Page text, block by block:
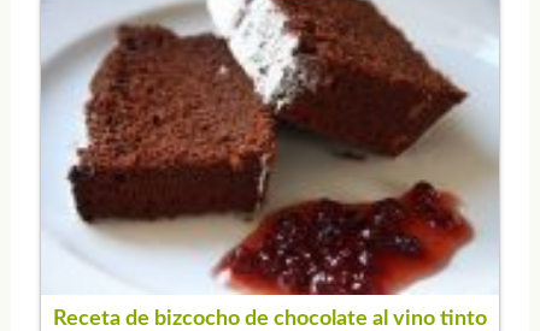
Receta de bizcocho de chocolate al vino tinto